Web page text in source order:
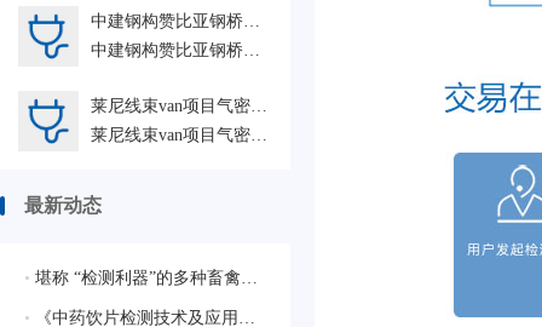
最新动态
• 堪称 “检测利器”的多种畜禽疫病相关的质控样品
• 《中药饮片检测技术及应用》蓝皮书生态合作伙伴征集启动会圆满落幕，共绘行业新蓝图